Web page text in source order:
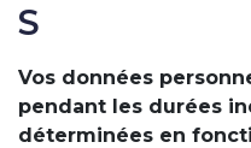
S
Vos données
pendant les durées
déterminées en